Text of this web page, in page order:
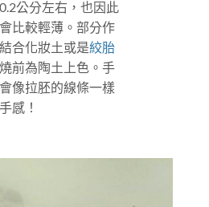
前為陶土上色。手
像拉胚的線條一樣
感！